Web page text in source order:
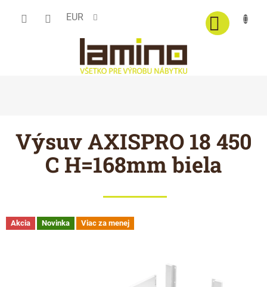
EUR
Výsuv AXISPRO 18 450
C H=168mm biela
Akcia Novinka Viac za menej